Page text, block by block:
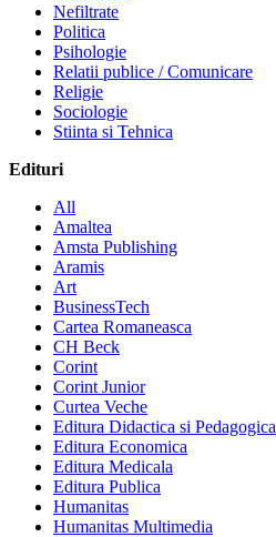
Nefiltrate
Politica
Psihologie
Relatii publice / Comunicare
Religie
Sociologie
Stiinta si Tehnica
Edituri
All
Amaltea
Amsta Publishing
Aramis
Art
BusinessTech
Cartea Romaneasca
CH Beck
Corint
Corint Junior
Curtea Veche
Editura Didactica si Pedagogica
Editura Economica
Editura Medicala
Editura Publica
Humanitas
Humanitas Multimedia